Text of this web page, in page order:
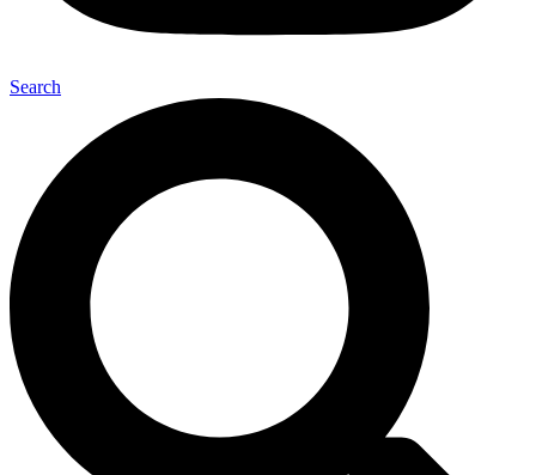
Search